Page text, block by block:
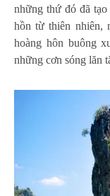
những thứ đó đã
hồn từ thiên nhiên,
hoàng hôn buông
những cơn sóng lăn